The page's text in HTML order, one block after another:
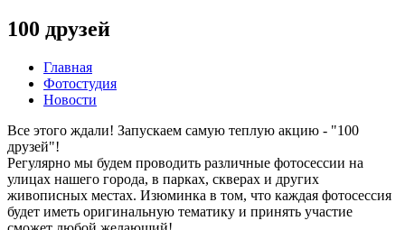
100 друзей
Главная
Фотостудия
Новости
Все этого ждали! Запускаем самую теплую акцию - "100
друзей"!
Регулярно мы будем проводить различные фотосессии на
улицах нашего города, в парках, скверах и других
живописных местах. Изюминка в том, что каждая фотосессия
будет иметь оригинальную тематику и принять участие